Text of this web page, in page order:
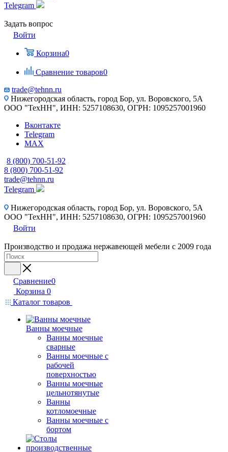
Telegram
Задать вопрос
Войти
Корзина0
Сравнение товаров0
trade@tehnn.ru
Нижегородская область, город Бор, ул. Воровского, 5А
ООО "ТехНН", ИНН: 5257108630, ОГРН: 1095257001960
Вконтакте
Telegram
MAX
8 (800) 700-51-92
8 (800) 700-51-92
trade@tehnn.ru
Telegram
Нижегородская область, город Бор, ул. Воровского, 5А
ООО "ТехНН", ИНН: 5257108630, ОГРН: 1095257001960
Войти
Производство и продажа нержавеющей мебели с 2009 года
Сравнение0
Корзина 0
Каталог товаров
Ванны моечные
Ванны моечные
сварные
Ванны моечные с
рабочей
поверхностью
Ванны моечные
цельнотянутые
Ванны
котломоечные
Ванны моечные с
бортом